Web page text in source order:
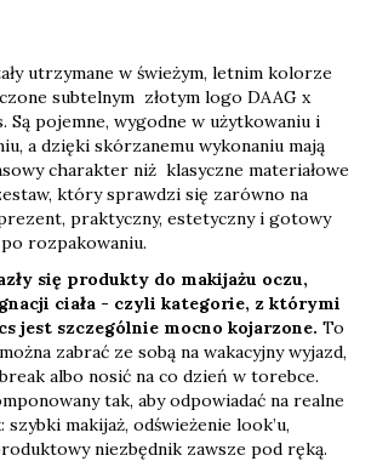
utrzymane w świeżym, letnim kolorze
subtelnym złotym logo DAAG x
Są pojemne, wygodne w użytkowaniu i
a dzięki skórzanemu wykonaniu mają
charakter niż klasyczne materiałowe
który sprawdzi się zarówno na
praktyczny, estetyczny i gotowy
rozpakowaniu.
się produkty do makijażu oczu,
ciała - czyli kategorie, z którymi
jest szczególnie mocno kojarzone. To
zabrać ze sobą na wakacyjny wyjazd,
albo nosić na co dzień w torebce.
tak, aby odpowiadać na realne
makijaż, odświeżenie look’u,
niezbędnik zawsze pod ręką.